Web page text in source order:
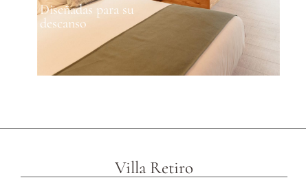
Diseñadas para su
descanso
Villa Retiro